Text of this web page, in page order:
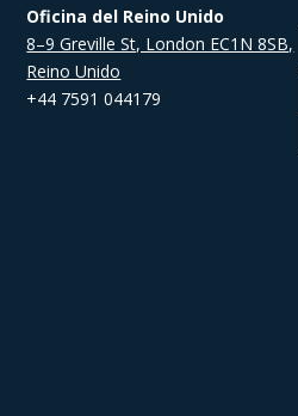
Oficina del Reino Unido
8–9 Greville St, London EC1N 8SB,
Reino Unido
+44 7591 044179